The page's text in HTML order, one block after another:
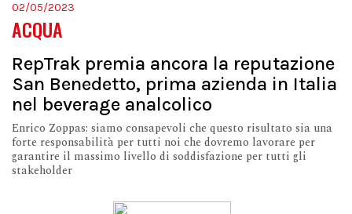
02/05/2023
ACQUA
RepTrak premia ancora la reputazione
San Benedetto, prima azienda in Italia
nel beverage analcolico
Enrico Zoppas: siamo consapevoli che questo risultato sia una
forte responsabilità per tutti noi che dovremo lavorare per
garantire il massimo livello di soddisfazione per tutti gli
stakeholder